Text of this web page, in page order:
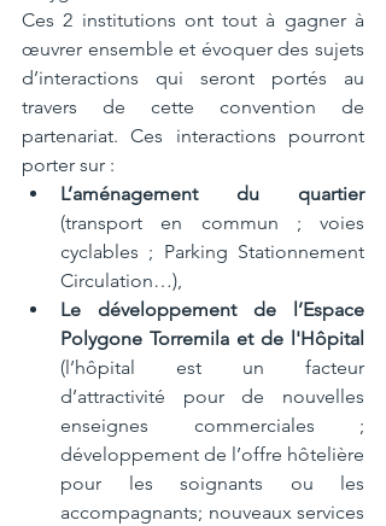
Ces 2 institutions ont tout à gagner à
œuvrer ensemble et évoquer des sujets
d’interactions qui seront portés au
travers de cette convention de
partenariat. Ces interactions pourront
porter sur :
L’aménagement du quartier
(transport en commun ; voies
cyclables ; Parking Stationnement
Circulation…),
Le développement de l’Espace
Polygone Torremila et de l'Hôpital
(l’hôpital est un facteur
d’attractivité pour de nouvelles
enseignes commerciales ;
développement de l’offre hôtelière
pour les soignants ou les
accompagnants; nouveaux services